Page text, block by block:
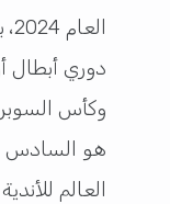
دوري أبطال
وكأس السوبر
هو السادس
العالم